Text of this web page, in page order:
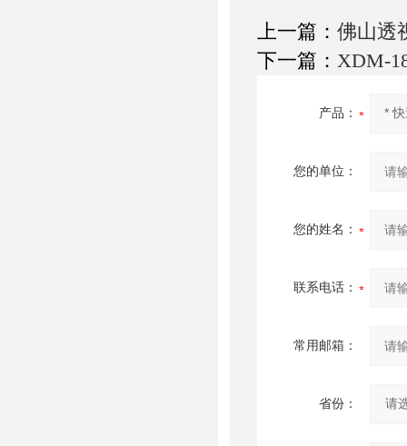
上一篇： 佛山透
下一篇： XDM-
产品：
您的单位：
您的姓名：
联系电话：
常用邮箱：
省份：